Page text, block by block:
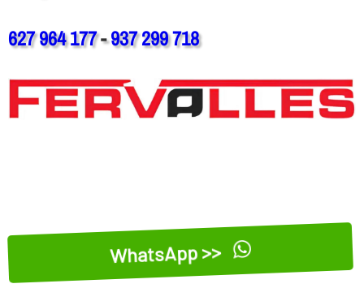
627 964 177-937 299 718
WhatsApp >>